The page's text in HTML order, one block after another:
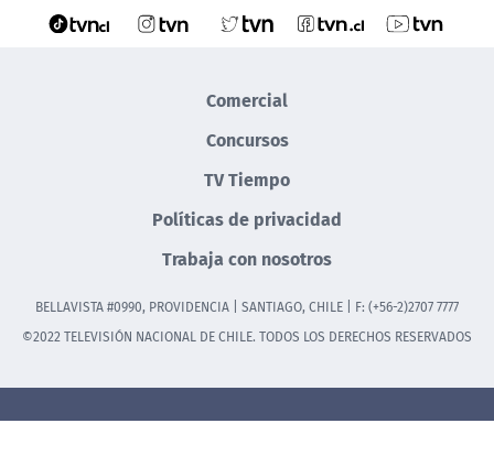
Comercial
Concursos
TV Tiempo
Políticas de privacidad
Trabaja con nosotros
BELLAVISTA #0990, PROVIDENCIA | SANTIAGO, CHILE | F: (+56-2)2707 7777
©2022 TELEVISIÓN NACIONAL DE CHILE. TODOS LOS DERECHOS RESERVADOS